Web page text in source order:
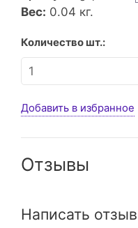
Вес: 0.04 кг.
Количество шт.:
Добавить в избранное
Отзывы
Написать отзыв